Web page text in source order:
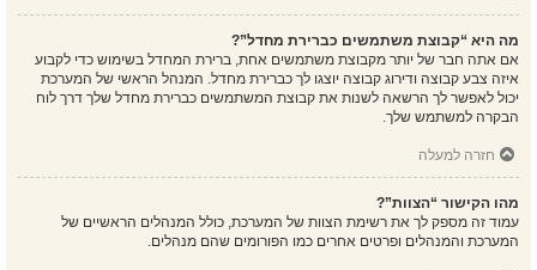
מה היא “קבוצת משתמשים כברירת מחדל”?
אם אתה חבר של יותר מקבוצת משתמשים אחת, ברירת המחדל בשימוש כדי לקבוע
איזה צבע קבוצה ודירוג קבוצה יוצגו לך כברירת מחדל. המנהל הראשי של המערכת
יכול לאפשר לך הרשאה לשנות את קבוצת המשתמשים כברירת מחדל שלך דרך לוח
הבקרה למשתמש שלך.
חזרה למעלה
מהו הקישור “הצוות”?
עמוד זה מספק לך את רשימת הצוות של המערכת, כולל המנהלים הראשיים של
המערכת והמנהלים ופרטים אחרים כמו הפורומים שהם מנהלים.